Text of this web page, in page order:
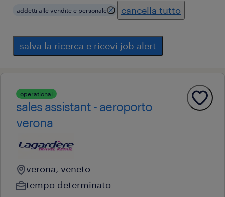
addetti alle vendite e personale cancella tutto
salva la ricerca e ricevi job alert
operational
sales assistant - aeroporto
verona
verona, veneto
tempo determinato